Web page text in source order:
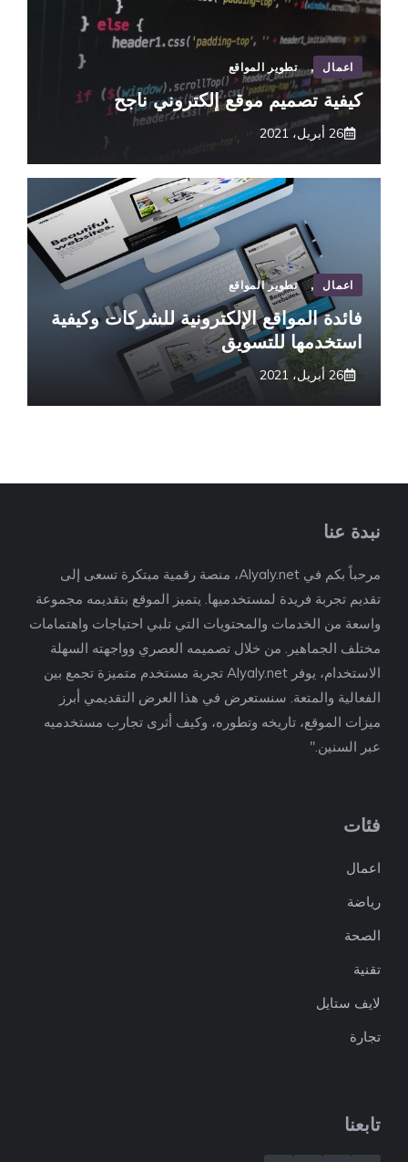
اعمال , تطوير المواقع
كيفية تصميم موقع إلكتروني ناجح
26 أبريل، 2021
اعمال , تطوير المواقع
فائدة المواقع الإلكترونية للشركات وكيفية
استخدمها للتسويق
26 أبريل، 2021
نبدة عنا
مرحباً بكم في Alyaly.net، منصة رقمية مبتكرة تسعى إلى
تقديم تجربة فريدة لمستخدميها. يتميز الموقع بتقديمه مجموعة
واسعة من الخدمات والمحتويات التي تلبي احتياجات واهتمامات
مختلف الجماهير. من خلال تصميمه العصري وواجهته السهلة
الاستخدام، يوفر Alyaly.net تجربة مستخدم متميزة تجمع بين
الفعالية والمتعة. سنستعرض في هذا العرض التقديمي أبرز
ميزات الموقع، تاريخه وتطوره، وكيف أثرى تجارب مستخدميه
عبر السنين."
فئات
اعمال
رياضة
الصحة
تقنية
لايف ستايل
تجارة
تابعنا